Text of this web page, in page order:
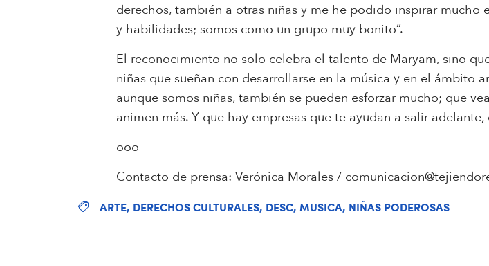
derechos, también a otras niñas y me he podido inspirar mucho
y habilidades; somos como un grupo muy bonito”.
El reconocimiento no solo celebra el talento de Maryam, sino
niñas que sueñan con desarrollarse en la música y en el ámbito
aunque somos niñas, también se pueden esforzar mucho; que
animen más. Y que hay empresas que te ayudan a salir
ooo
Contacto de prensa: Verónica Morales /
ARTE, DERECHOS CULTURALES, DESC, MUSICA, NIÑAS PODEROSAS